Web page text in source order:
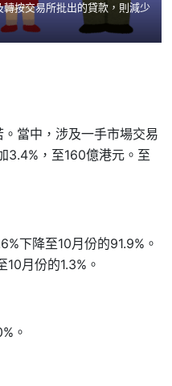
按交易所批出的貸款，則減少
當中，涉及一手市場交易
3.4%，至160億港元。至
下降至10月份的91.9%。
月份的1.3%。
。